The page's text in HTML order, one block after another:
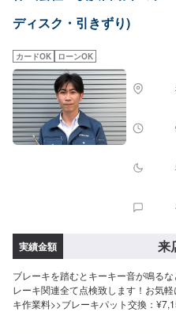
ディスク・引きずり)
カードOK ローンOK
実績金額 来
ブレーキを踏むとキーキー音が鳴る
レーキ関連全て点検致します！お気
キ作業料>>ブレーキパット交換：